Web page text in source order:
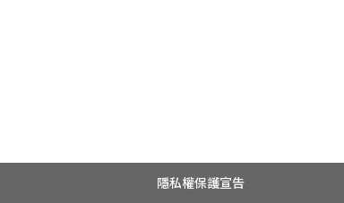
隱私權保護宣告